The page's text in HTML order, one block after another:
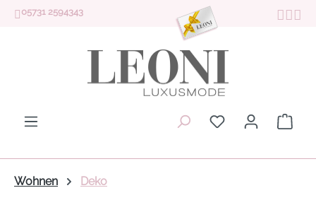
Zum Hauptinhalt springen
05731 2594343
Du hast 0
Wohnen Deko